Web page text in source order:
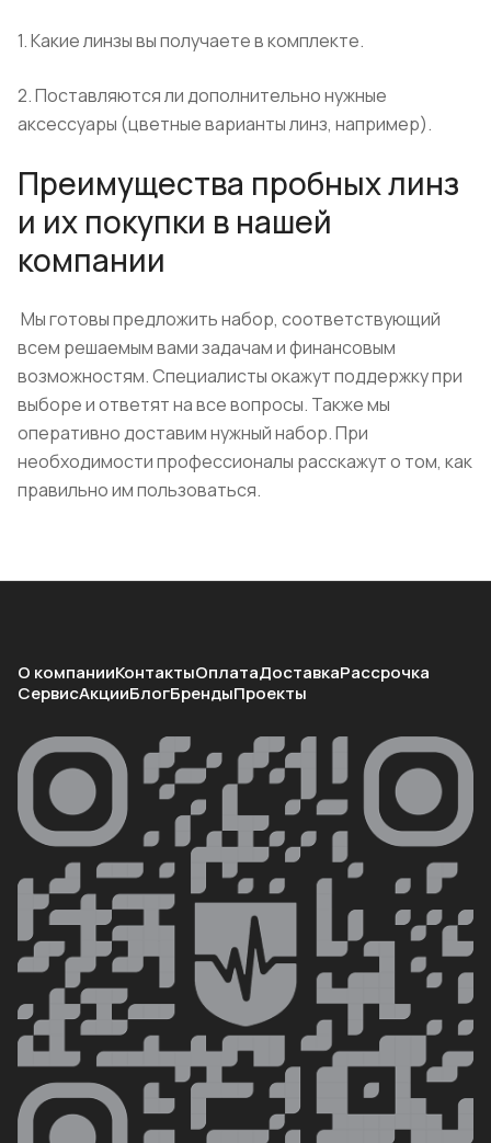
1. Какие линзы вы получаете в комплекте.
2. Поставляются ли дополнительно нужные
аксессуары (цветные варианты линз, например).
Преимущества пробных линз
и их покупки в нашей
компании
Мы готовы предложить набор, соответствующий
всем решаемым вами задачам и финансовым
возможностям. Специалисты окажут поддержку при
выборе и ответят на все вопросы. Также мы
оперативно доставим нужный набор. При
необходимости профессионалы расскажут о том, как
правильно им пользоваться.
О компанииКонтактыОплатаДоставкаРассрочка
СервисАкцииБлогБрендыПроекты